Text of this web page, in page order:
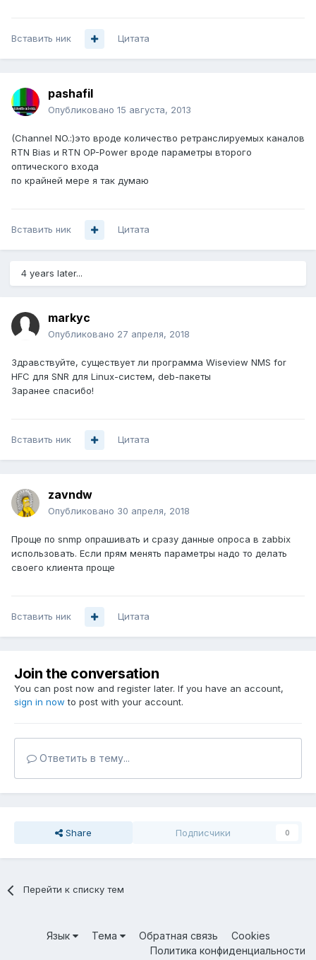
Вставить ник Цитата
pashafil
Опубликовано 15 августа, 2013
(Channel NO.:)это вроде количество ретранслируемых каналов
RTN Bias и RTN OP-Power вроде параметры второго
оптического входа
по крайней мере я так думаю
Вставить ник Цитата
4 years later...
markyc
Опубликовано 27 апреля, 2018
Здравствуйте, существует ли программа Wiseview NMS for
HFC для SNR для Linux-систем, deb-пакеты
Заранее спасибо!
Вставить ник Цитата
zavndw
Опубликовано 30 апреля, 2018
Проще по snmp опрашивать и сразу данные опроса в zabbix
использовать. Если прям менять параметры надо то делать
своего клиента проще
Вставить ник Цитата
Join the conversation
You can post now and register later. If you have an account,
sign in now to post with your account.
Ответить в тему...
Share Подписчики 0
Перейти к списку тем
Язык Тема Обратная связь
Cookies
Политика конфиденциальности